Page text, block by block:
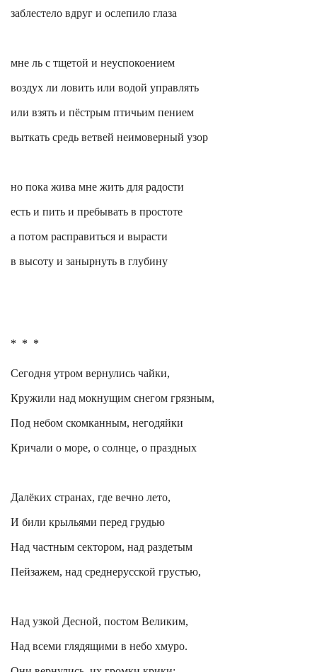
заблестело вдруг и ослепило глаза
мне ль с тщетой и неуспокоением
воздух ли ловить или водой управлять
или взять и пёстрым птичьим пением
выткать средь ветвей неимоверный узор
но пока жива мне жить для радости
есть и пить и пребывать в простоте
а потом расправиться и вырасти
в высоту и занырнуть в глубину
* * *
Сегодня утром вернулись чайки,
Кружили над мокнущим снегом грязным,
Под небом скомканным, негодяйки
Кричали о море, о солнце, о праздных
Далёких странах, где вечно лето,
И били крыльями перед грудью
Над частным сектором, над раздетым
Пейзажем, над среднерусской грустью,
Над узкой Десной, постом Великим,
Над всеми глядящими в небо хмуро.